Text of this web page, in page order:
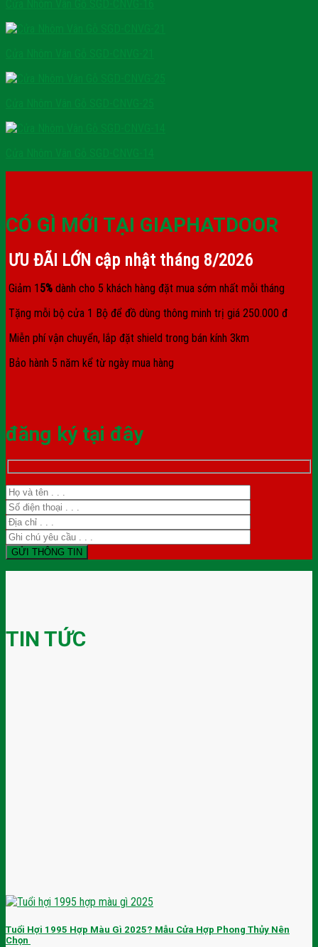
CÓ GÌ MỚI TẠI GIAPHATDOOR
ƯU ĐÃI LỚN cập nhật tháng 8/2026
Giảm 1 5% dành cho 5 khách hàng đặt mua sớm nhất mỗi tháng
Tặng mỗi bộ cửa 1 Bộ để đồ dùng thông minh trị giá 250.000 đ
Miễn phí vận chuyển, lắp đặt shield trong bán kính 3km
Bảo hành 5 năm kể từ ngày mua hàng
đăng ký tại đây
TIN TỨC
Tuổi Hợi 1995 Hợp Màu Gì 2025? Mẫu Cửa Hợp Phong Thủy Nên
Chọn